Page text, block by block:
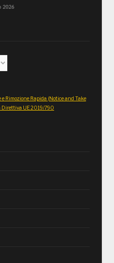
2026
e Rimozione Rapida (Notice and Take
Direttiva UE 2019/790